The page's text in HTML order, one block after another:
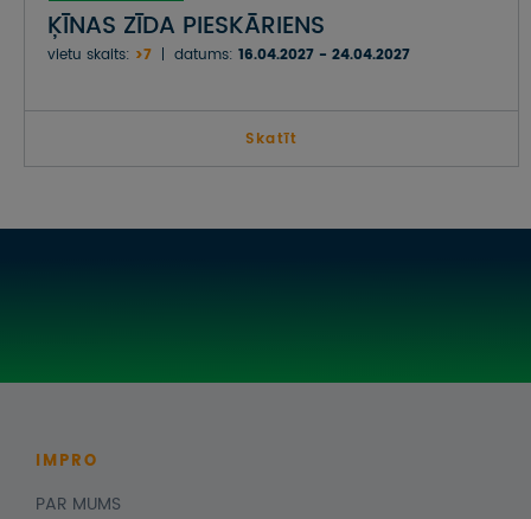
ĶĪNAS ZĪDA PIESKĀRIENS
vietu skaits: >7 datums: 16.04.2027 - 24.04.2027
Skatīt
IMPRO
PAR MUMS